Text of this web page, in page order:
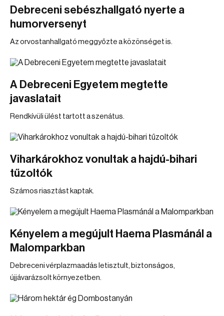
Debreceni sebészhallgató nyerte a
humorversenyt
Az orvostanhallgató meggyőzte a közönséget is.
A Debreceni Egyetem megtette
javaslatait
Rendkívüli ülést tartott a szenátus.
Viharkárokhoz vonultak a hajdú-bihari
tűzoltók
Számos riasztást kaptak.
Kényelem a megújult Haema Plasmánál a
Malomparkban
Debreceni vérplazmaadás letisztult, biztonságos,
újjávarázsolt környezetben.